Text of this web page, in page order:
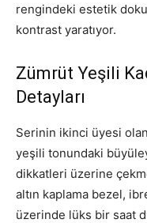
rengindeki estetik
kontrast yaratıyor.
Zümrüt Yeşili
Detayları
Serinin ikinci üyesi
yeşili tonundaki
dikkatleri üzerine
altın kaplama bezel,
üzerinde lüks bir saat